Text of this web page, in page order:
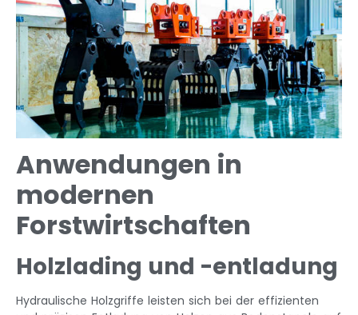
Anwendungen in
modernen
Forstwirtschaften
Holzlading und -entladung
Hydraulische Holzgriffe leisten sich bei der effizienten